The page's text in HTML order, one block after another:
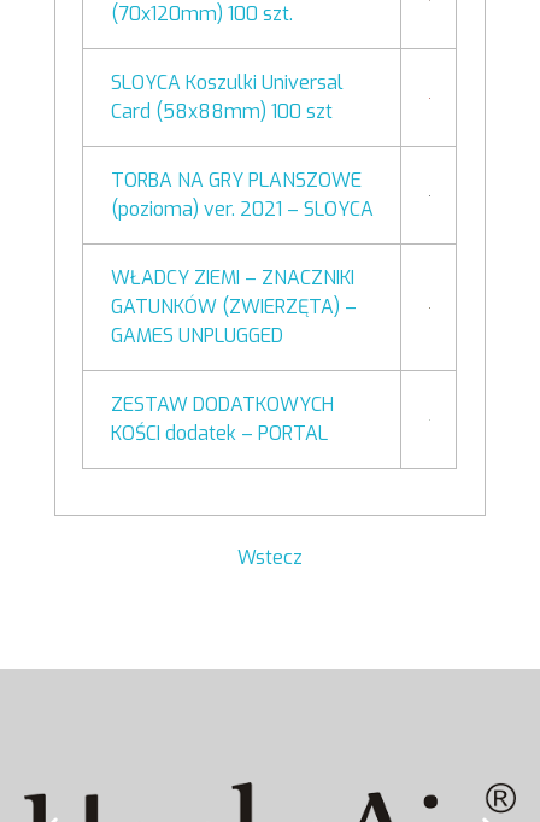
(70x120mm) 100 szt.
SLOYCA Koszulki Universal
Card (58x88mm) 100 szt
TORBA NA GRY PLANSZOWE
(pozioma) ver. 2021 – SLOYCA
WŁADCY ZIEMI – ZNACZNIKI
GATUNKÓW (ZWIERZĘTA) –
GAMES UNPLUGGED
ZESTAW DODATKOWYCH
KOŚCI dodatek – PORTAL
Wstecz